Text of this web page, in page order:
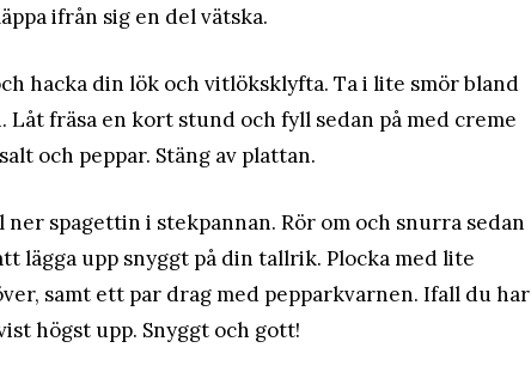
ifrån sig en del vätska.
hacka din lök och vitlöksklyfta. Ta i lite smör bland
Låt fräsa en kort stund och fyll sedan på med creme
och peppar. Stäng av plattan.
spagettin i stekpannan. Rör om och snurra sedan
lägga upp snyggt på din tallrik. Plocka med lite
samt ett par drag med pepparkvarnen. Ifall du har
högst upp. Snyggt och gott!